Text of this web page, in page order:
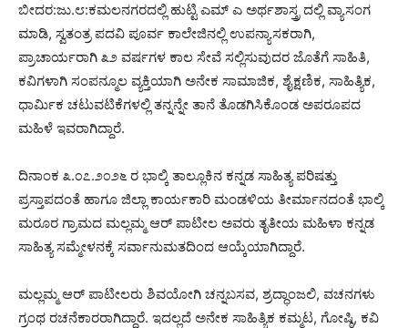
ಬೀದರ:ಜು.೮:ಕಮಲನಗರದಲ್ಲಿ ಹುಟ್ಟಿ ಎಮ್ ಎ ಅರ್ಥಶಾಸ್ತ್ರ ದಲ್ಲಿ ವ್ಯಾಸಂಗ
ಮಾಡಿ, ಸ್ವತಂತ್ರ ಪದವಿ ಪೂರ್ವ ಕಾಲೇಜಿನಲ್ಲಿ ಉಪನ್ಯಾಸಕರಾಗಿ,
ಪ್ರಾಚಾರ್ಯರಾಗಿ ೩೨ ವರ್ಷಗಳ ಕಾಲ ಸೇವೆ ಸಲ್ಲಿಸುವುದರ ಜೊತೆಗೆ ಸಾಹಿತಿ,
ಕವಿಗಳಾಗಿ ಸಂಪನ್ಮೂಲ ವ್ಯಕ್ತಿಯಾಗಿ ಅನೇಕ ಸಾಮಾಜಿಕ, ಶೈಕ್ಷಣಿಕ, ಸಾಹಿತ್ಯಿಕ,
ಧಾರ್ಮಿಕ ಚಟುವಟಿಕೆಗಳಲ್ಲಿ ತನ್ನನ್ನೇ ತಾನೆ ತೊಡಗಿಸಿಕೊಂಡ ಅಪರೂಪದ
ಮಹಿಳೆ ಇವರಾಗಿದ್ದಾರೆ.
ದಿನಾಂಕ ೩.೦೭.೨೦೨೬ ರ ಭಾಲ್ಕಿ ತಾಲ್ಲೂಕಿನ ಕನ್ನಡ ಸಾಹಿತ್ಯ ಪರಿಷತ್ತು
ಪ್ರಸ್ತಾಪದಂತೆ ಹಾಗೂ ಜಿಲ್ಲಾ ಕಾರ್ಯಕಾರಿ ಮಂಡಳಿಯ ತೀರ್ಮಾನದಂತೆ ಭಾಲ್ಕಿ
ಮರೂರ ಗ್ರಾಮದ ಮಲ್ಲಮ್ಮ ಆರ್ ಪಾಟೀಲ ಅವರು ತೃತೀಯ ಮಹಿಳಾ ಕನ್ನಡ
ಸಾಹಿತ್ಯ ಸಮ್ಮೇಳನಕ್ಕೆ ಸರ್ವಾನುಮತದಿಂದ ಆಯ್ಕೆಯಾಗಿದ್ದಾರೆ.
ಮಲ್ಲಮ್ಮ ಆರ್ ಪಾಟೀಲರು ಶಿವಯೋಗಿ ಚನ್ನಬಸವ, ಶ್ರದ್ಧಾಂಜಲಿ, ವಚನಗಳು
ಗ್ರಂಥ ರಚನೆಕಾರರಾಗಿದ್ದಾರೆ. ಇದಲ್ಲದೆ ಅನೇಕ ಸಾಹಿತ್ಯಿಕ ಕಮ್ಮಟ, ಗೋಷ್ಠಿ, ಕವಿ